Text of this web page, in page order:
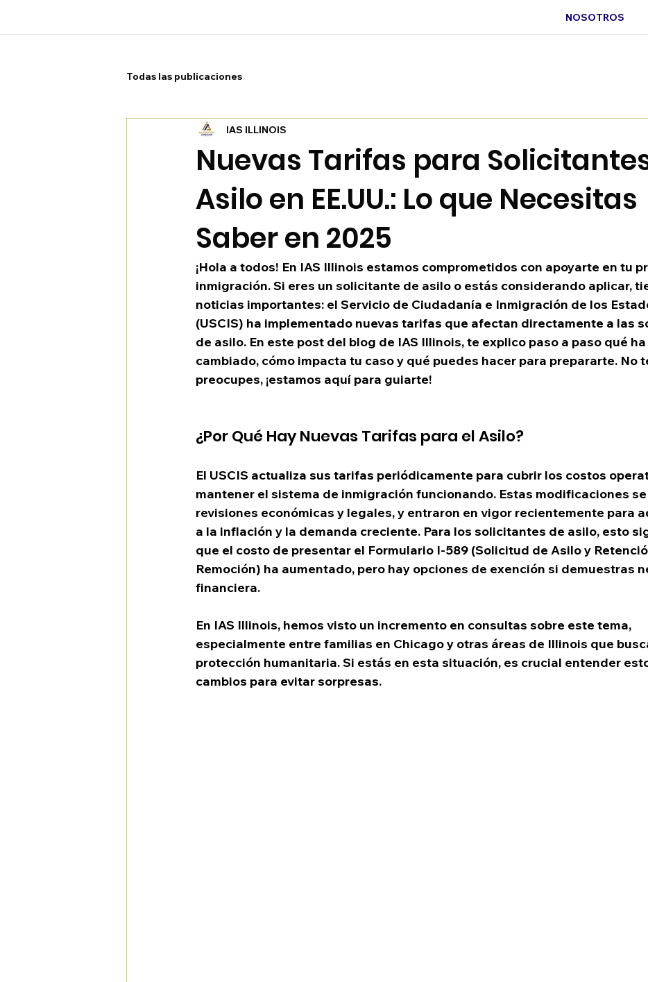
NOSOTROS
Todas las publicaciones
Nuevas Tarifas para
Asilo en EE.UU.: Lo que Necesitas
Saber en 2025
IAS ILLINOIS
¡Hola a todos! En IAS Illinois estamos comprometidos con apoyarte en tu
inmigración. Si eres un solicitante de asilo o estás considerando aplicar,
noticias importantes: el Servicio de Ciudadanía e Inmigración de los
(USCIS) ha implementado nuevas tarifas que afectan directamente a las
de asilo. En este post del blog de IAS Illinois, te explico paso a paso qué ha
cambiado, cómo impacta tu caso y qué puedes hacer para prepararte. No
preocupes, ¡estamos aquí para guiarte!
¿Por Qué Hay Nuevas Tarifas para el Asilo?
El USCIS actualiza sus tarifas periódicamente para cubrir los costos
mantener el sistema de inmigración funcionando. Estas modificaciones
revisiones económicas y legales, y entraron en vigor recientemente para
a la inflación y la demanda creciente. Para los solicitantes de asilo, esto
que el costo de presentar el Formulario I-589 (Solicitud de Asilo y
Remoción) ha aumentado, pero hay opciones de exención si demuestras
financiera.
En IAS Illinois, hemos visto un incremento en consultas sobre este tema,
especialmente entre familias en Chicago y otras áreas de Illinois que
protección humanitaria. Si estás en esta situación, es crucial entender
cambios para evitar sorpresas.